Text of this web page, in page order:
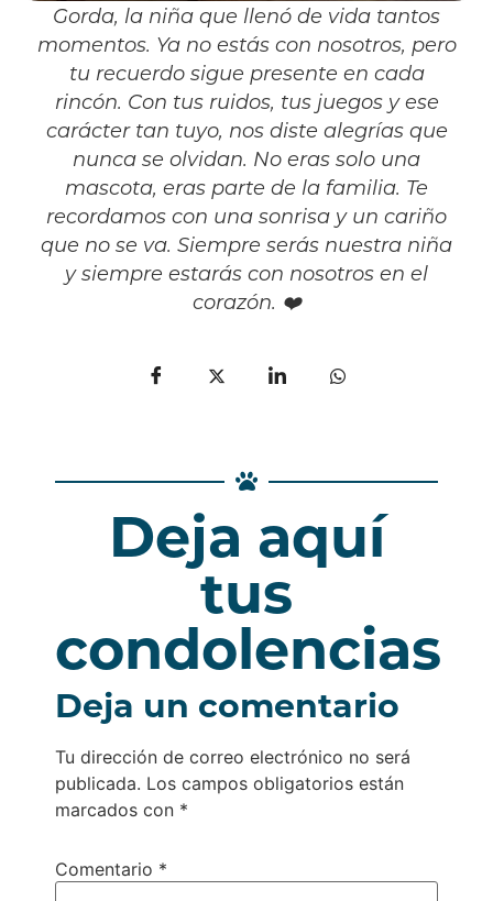
Gorda, la niña que llenó de vida tantos
momentos. Ya no estás con nosotros, pero
tu recuerdo sigue presente en cada
rincón. Con tus ruidos, tus juegos y ese
carácter tan tuyo, nos diste alegrías que
nunca se olvidan. No eras solo una
mascota, eras parte de la familia. Te
recordamos con una sonrisa y un cariño
que no se va. Siempre serás nuestra niña
y siempre estarás con nosotros en el
corazón. ❤️
Deja aquí
tus
condolencias
Deja un comentario
Tu dirección de correo electrónico no será
publicada. Los campos obligatorios están
marcados con *
Comentario *